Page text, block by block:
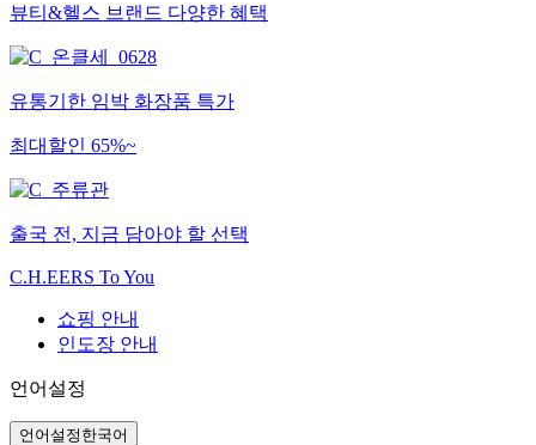
뷰티&헬스 브랜드 다양한 혜택
유통기한 임박 화장품 특가
최대할인 65%~
출국 전, 지금 담아야 할 선택
C.H.EERS To You
쇼핑 안내
인도장 안내
언어설정
언어설정 한국어